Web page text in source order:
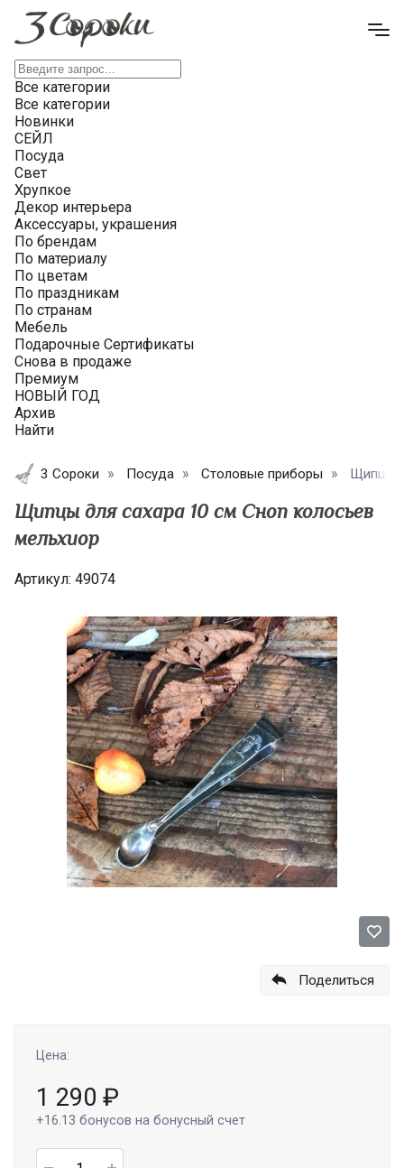
Все категории
Все категории
Новинки
СЕЙЛ
Посуда
Свет
Хрупкое
Декор интерьера
Аксессуары, украшения
По брендам
По материалу
По цветам
По праздникам
По странам
Мебель
Подарочные Сертификаты
Снова в продаже
Премиум
НОВЫЙ ГОД
Архив
Найти
3 Сороки Посуда Столовые приборы Щипцы
Щипцы для сахара 10 см Сноп колосьев
мельхиор
Артикул: 49074
Поделиться
Цена:
1 290 ₽
+16.13 бонусов на бонусный счет